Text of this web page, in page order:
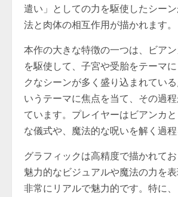
遣い」としての力を駆使したシー
法と肉体の相互作用が描かれます。
本作の大きな特徴の一つは、ビア
を駆使して、子宮や受胎をテーマ
クなシーンが多く盛り込まれてい
いうテーマに焦点を当て、その過
ています。プレイヤーはビアンカ
な儀式や、魔法的な呪いを解く過程
グラフィックは高精度で描かれて
魅力的なビジュアルや魔法の力を
非常にリアルで魅力的です。特に